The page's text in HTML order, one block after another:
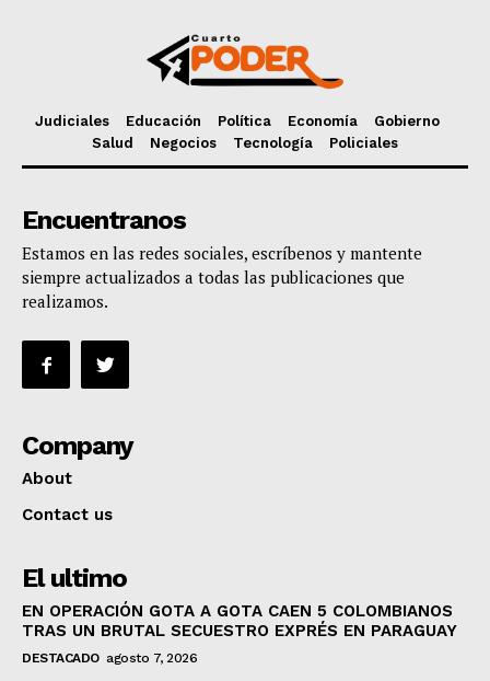
Judiciales Educación Política Economía
Gobierno
Salud
Negocios Tecnología Policiales
Encuentranos
Estamos en las redes sociales, escríbenos y mantente
siempre actualizados a todas las publicaciones que
realizamos.
Company
About
Contact us
El ultimo
EN OPERACIÓN GOTA A GOTA CAEN 5 COLOMBIANOS
TRAS UN BRUTAL SECUESTRO EXPRÉS EN PARAGUAY
DESTACADO agosto 7, 2026